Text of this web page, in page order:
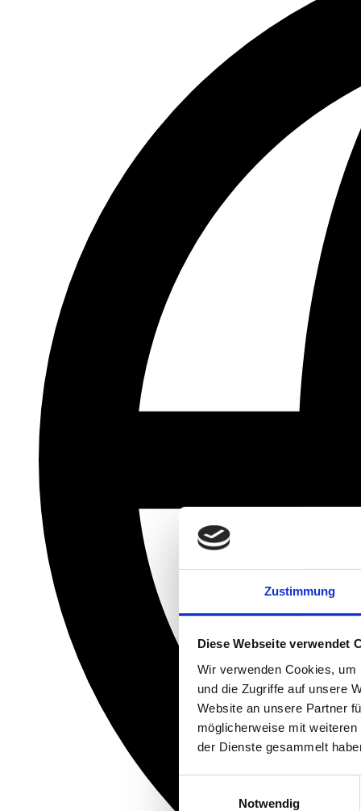
Zustimmung
Diese Webseite verwendet
Wir verwenden Cookies,
und die Zugriffe auf unsere
Website an unsere Partner
möglicherweise mit
der Dienste gesammelt
Notwendig